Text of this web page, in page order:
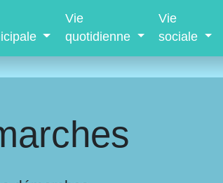
Vie
quotidienne
Vie
sociale